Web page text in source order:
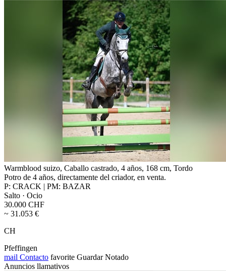
Warmblood suizo, Caballo castrado, 4 años, 168 cm, Tordo
Potro de 4 años, directamente del criador, en venta.
P: CRACK | PM: BAZAR
Salto · Ocio
30.000 CHF
~ 31.053 €
CH
Pfeffingen
mail Contacto favorite Guardar Notado
Anuncios llamativos